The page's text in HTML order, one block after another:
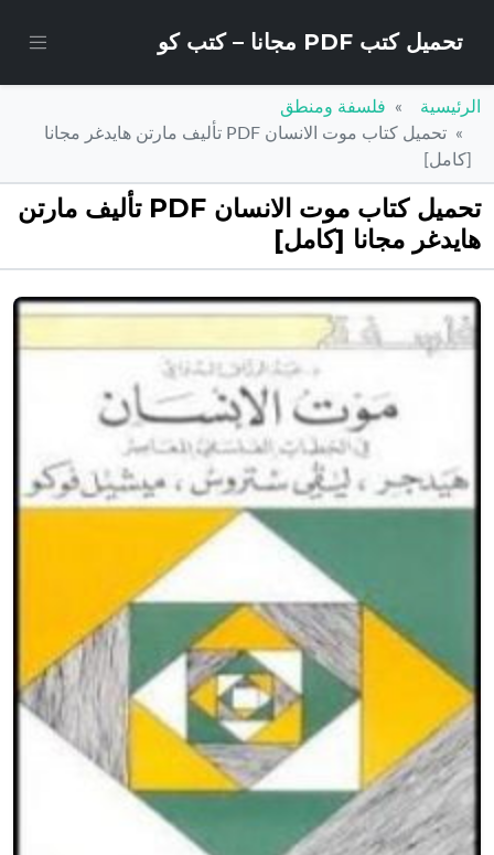
تحميل كتب PDF مجانا – كتب كو
الرئيسية
فلسفة ومنطق
تحميل كتاب موت الانسان PDF تأليف مارتن هايدغر مجانا
[كامل]
تحميل كتاب موت الانسان PDF تأليف مارتن
هايدغر مجانا [كامل]